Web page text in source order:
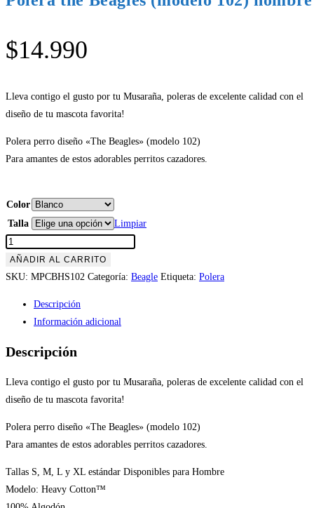
$14.990
Lleva contigo el gusto por tu Musaraña, poleras de excelente calidad con el
diseño de tu mascota favorita!
Polera perro diseño «The Beagles» (modelo 102)
Para amantes de estos adorables perritos cazadores.
Color
Talla
Limpiar
Polera
the
Beagles
hombre
cantidad
AÑADIR AL CARRITO
SKU: MPCBHS102 Categoría: Beagle Etiqueta: Polera
Descripción
Información adicional
Descripción
Lleva contigo el gusto por tu Musaraña, poleras de excelente calidad con el
diseño de tu mascota favorita!
Polera perro diseño «The Beagles» (modelo 102)
Para amantes de estos adorables perritos cazadores.
Tallas S, M, L y XL estándar Disponibles para Hombre
Modelo: Heavy Cotton™